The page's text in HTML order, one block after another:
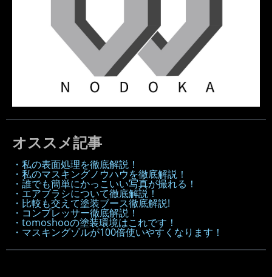
オススメ記事
・私の表面処理を徹底解説！
・私のマスキングノウハウを徹底解説！
・誰でも簡単にかっこいい写真が撮れる！
・エアブラシについて徹底解説！
・比較も交えて塗装ブース徹底解説!
・コンプレッサー徹底解説！
・tomoshooの塗装環境はこれです！
・マスキングゾルが100倍使いやすくなります！